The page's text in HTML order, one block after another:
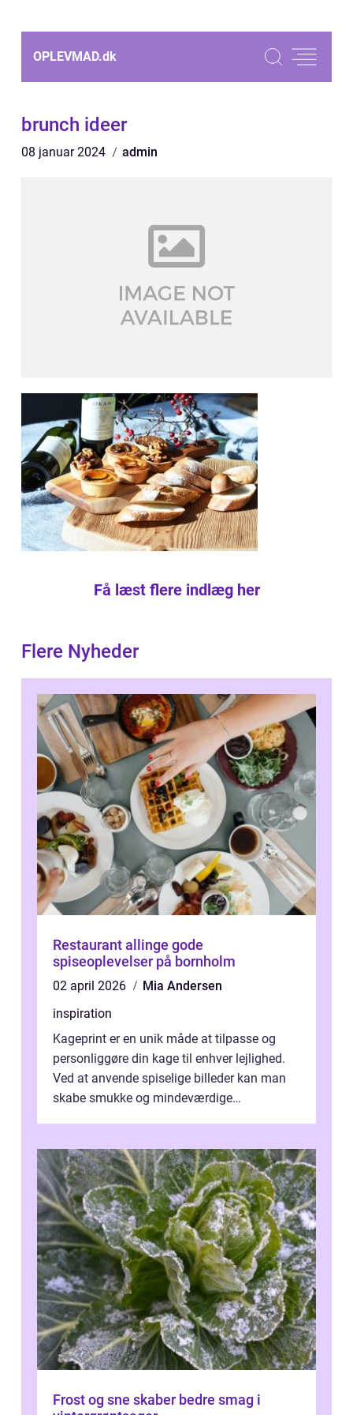
OPLEVMAD.dk
brunch ideer
08 januar 2024 admin
Få læst flere indlæg her
Flere Nyheder
Restaurant allinge gode
spiseoplevelser på bornholm
02 april 2026
Mia Andersen
inspiration
Kageprint er en unik måde at tilpasse og
personliggøre din kage til enhver lejlighed.
Ved at anvende spiselige billeder kan man
skabe smukke og mindeværdige
Frost og sne skaber bedre smag i